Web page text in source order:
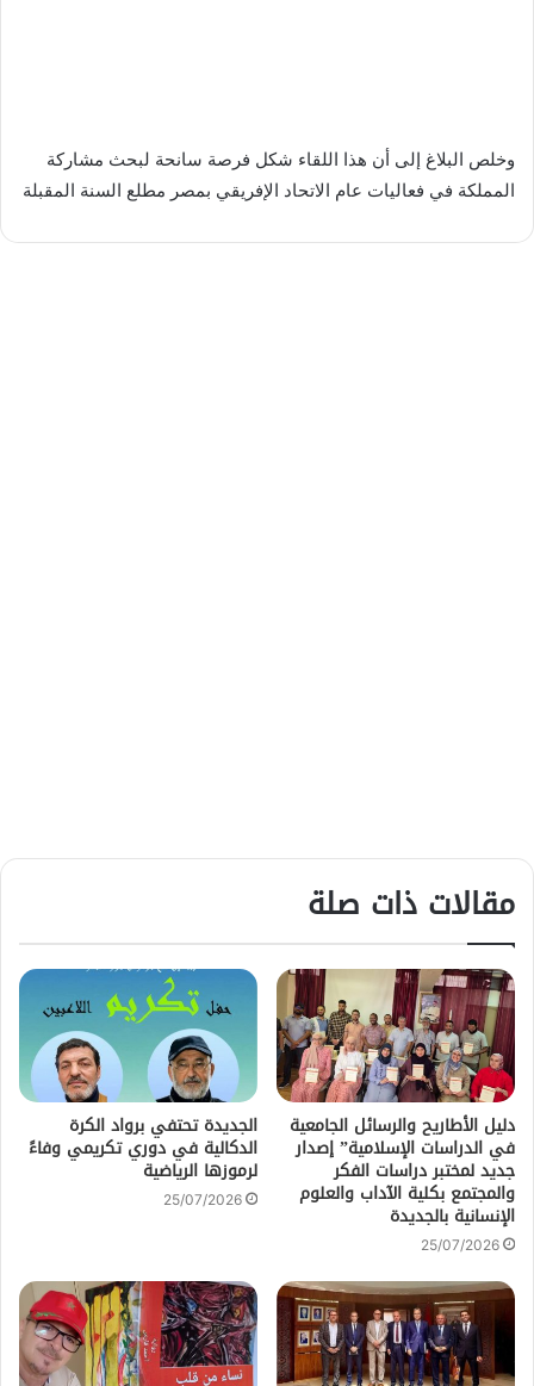
وخلص البلاغ إلى أن هذا اللقاء شكل فرصة سانحة لبحث مشاركة
المملكة في فعاليات عام الاتحاد الإفريقي بمصر مطلع السنة المقبلة
مقالات ذات صلة
دليل الأطاريح والرسائل الجامعية
في الدراسات الإسلامية” إصدار
جديد لمختبر دراسات الفكر
والمجتمع بكلية الآداب والعلوم
الإنسانية بالجديدة
25/07/2026
الجديدة تحتفي برواد الكرة
الدكالية في دوري تكريمي وفاءً
لرموزها الرياضية
25/07/2026